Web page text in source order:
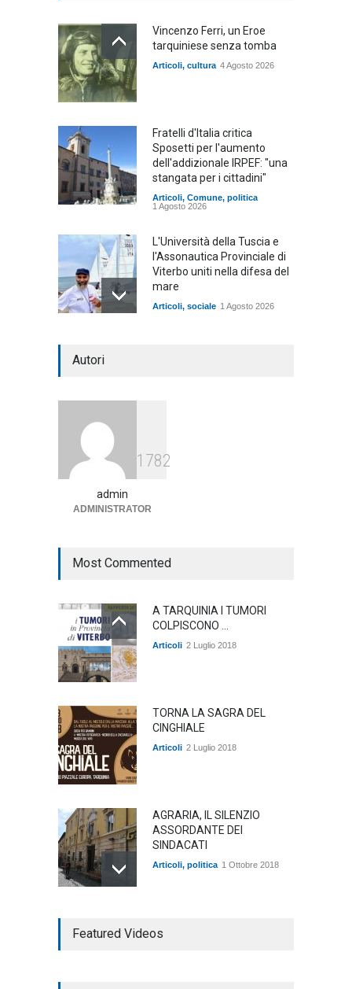
Vincenzo Ferri, un Eroe
tarquiniese senza tomba
Articoli, cultura 4 Agosto 2026
Fratelli d'Italia critica
Sposetti per l'aumento
dell'addizionale IRPEF: "una
stangata per i cittadini"
Articoli, Comune, politica
1 Agosto 2026
L'Università della Tuscia e
l'Assonautica Provinciale di
Viterbo uniti nella difesa del
mare
Articoli, sociale 1 Agosto 2026
arrivano i pagamenti PAC, la
Autori
1782
admin
ADMINISTRATOR
Most Commented
A TARQUINIA I TUMORI
COLPISCONO ...
Articoli 2 Luglio 2018
TORNA LA SAGRA DEL
CINGHIALE
Articoli 2 Luglio 2018
AGRARIA, IL SILENZIO
ASSORDANTE DEI
SINDACATI
Articoli, politica 1 Ottobre 2018
COMMEDIA"
Featured Videos